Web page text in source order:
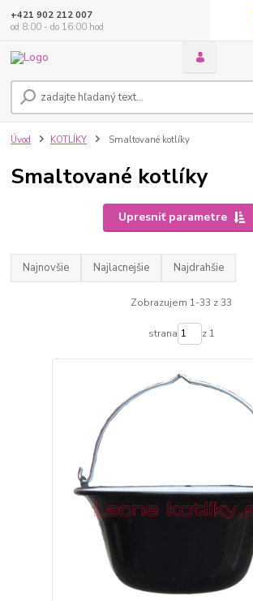
+421 902 212 007
od 8:00 - do 16:00 hod
Úvod KOTLÍKY Smaltované kotlíky
Smaltované kotlíky
Upresniť parametre
Najnovšie Najlacnejšie Najdrahšie
Zobrazujem 1-33 z 33
strana z 1